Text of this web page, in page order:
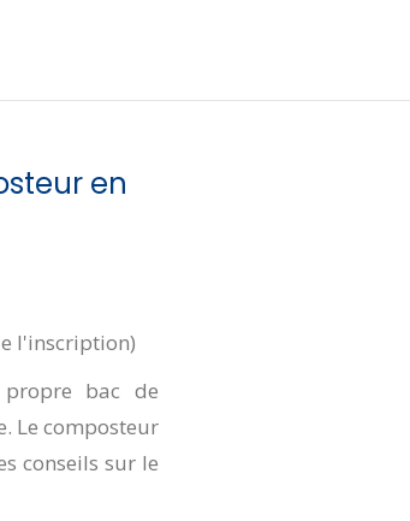
en
l'inscription)
bac de
Le composteur
conseils sur le